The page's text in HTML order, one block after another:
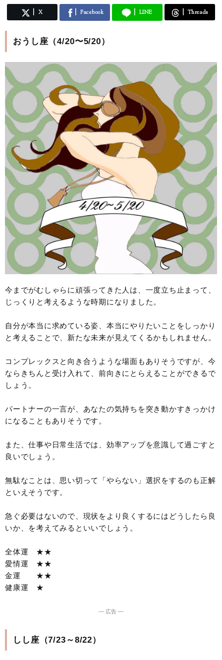
X Facebook LINE Threads
おうし座（4/20〜5/20）
今までがむしゃらに頑張ってきた人は、一度立ち止まって、
じっくりと考えるような時期になりました。
自分が本当に求めている姿、本当にやりたいことをしっかり
と考えることで、新たな未来が見えてくるかもしれません。
コンプレックスと向き合うような場面もありそうですが、今
ならきちんと受け入れて、前向きにとらえることができるで
しょう。
パートナーの一言が、あなたの気持ちを突き動かすきっかけ
になることもありそうです。
また、仕事や日常生活では、効率アップを意識して過ごすと
良いでしょう。
無駄なことは、思い切って「やらない」選択をするのも正解
といえそうです。
急ぐ必要はないので、現状をより良くするにはどうしたら良
いか、を考えてみるといいでしょう。
全体運 ★★
愛情運 ★★
金運 ★★
健康運 ★
― 広告 ―
しし座（7/23～8/22）